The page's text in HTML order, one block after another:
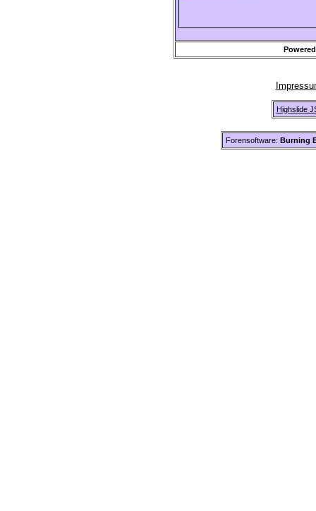
Highslide
Forensoftware: Burning